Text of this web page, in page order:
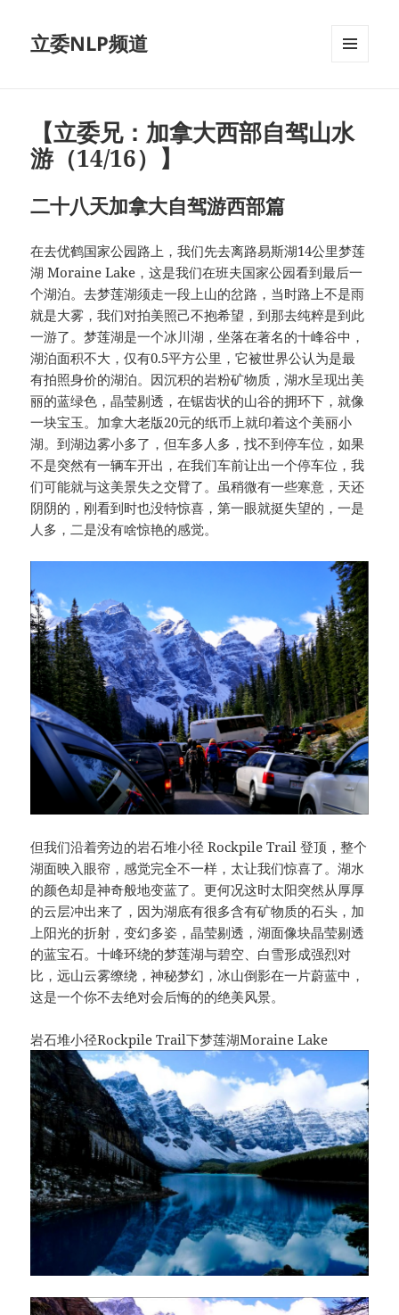
立委NLP频道
【立委兄：加拿大西部自驾山水
游（14/16）】
二十八天加拿大自驾游西部篇
在去优鹤国家公园路上，我们先去离路易斯湖14公里梦莲
湖 Moraine Lake，这是我们在班夫国家公园看到最后一
个湖泊。去梦莲湖须走一段上山的岔路，当时路上不是雨
就是大雾，我们对拍美照己不抱希望，到那去纯粹是到此
一游了。梦莲湖是一个冰川湖，坐落在著名的十峰谷中，
湖泊面积不大，仅有0.5平方公里，它被世界公认为是最
有拍照身价的湖泊。因沉积的岩粉矿物质，湖水呈现出美
丽的蓝绿色，晶莹剔透，在锯齿状的山谷的拥环下，就像
一块宝玉。加拿大老版20元的纸币上就印着这个美丽小
湖。到湖边雾小多了，但车多人多，找不到停车位，如果
不是突然有一辆车开出，在我们车前让出一个停车位，我
们可能就与这美景失之交臂了。虽稍微有一些寒意，天还
阴阴的，刚看到时也没特惊喜，第一眼就挺失望的，一是
人多，二是没有啥惊艳的感觉。
但我们沿着旁边的岩石堆小径 Rockpile Trail 登顶，整个
湖面映入眼帘，感觉完全不一样，太让我们惊喜了。湖水
的颜色却是神奇般地变蓝了。更何况这时太阳突然从厚厚
的云层冲出来了，因为湖底有很多含有矿物质的石头，加
上阳光的折射，变幻多姿，晶莹剔透，湖面像块晶莹剔透
的蓝宝石。十峰环绕的梦莲湖与碧空、白雪形成强烈对
比，远山云雾缭绕，神秘梦幻，冰山倒影在一片蔚蓝中，
这是一个你不去绝对会后悔的的绝美风景。
岩石堆小径Rockpile Trail下梦莲湖Moraine Lake